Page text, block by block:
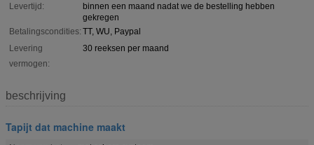
Levertijd:
binnen een maand nadat we de bestelling hebben
gekregen
Betalingscondities: TT, WU, Paypal
Levering
vermogen:
30 reeksen per maand
beschrijving
Tapijt dat machine maakt